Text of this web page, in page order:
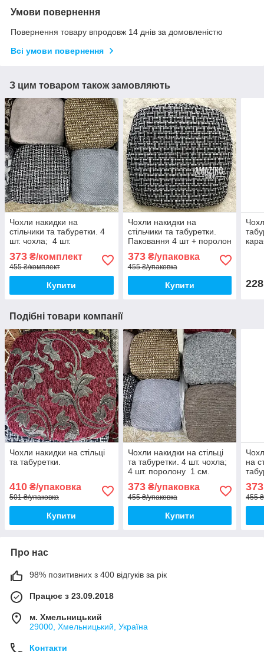
Умови повернення
Повернення товару впродовж 14 днів за домовленістю
Всі умови повернення
З цим товаром також замовляють
Чохли накидки на
стільчики та табуретки. 4
шт. чохла; 4 шт.
373 ₴/комплект
455 ₴/комплект
Купити
Чохли накидки на
стільчики та табуретки.
Паковання 4 шт + поролон
373₴/упаковка
455 ₴/упаковка
Купити 228
Подібні товари компанії
Чохли накидки на стільці
та табуретки.
410 ₴/упаковка
501 ₴/упаковка
Купити
Чохли накидки на стільці
та табуретки. 4 шт. чохла;
4 шт. поролону 1 см.
завтовшки
373₴/упаковка
455 ₴/упаковка
Купити
на
31
373
455
Про нас
98% позитивних з 400 відгуків за рік
Працює з 23.09.2018
м. Хмельницький
29000, Хмельницький, Україна
Контакти